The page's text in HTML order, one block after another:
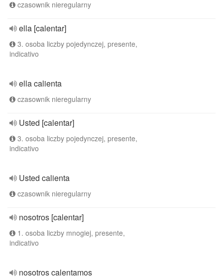
czasownik nieregularny
ella [calentar]
3. osoba liczby pojedynczej, presente,
indicativo
ella calienta
czasownik nieregularny
Usted [calentar]
3. osoba liczby pojedynczej, presente,
indicativo
Usted calienta
czasownik nieregularny
nosotros [calentar]
1. osoba liczby mnogiej, presente,
indicativo
nosotros calentamos